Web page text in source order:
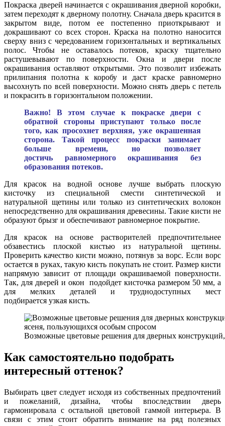
Покраска дверей начинается с окрашивания дверной коробки,
затем переходят к дверному полотну. Сначала дверь красится в
закрытом виде, потом ее постепенно приоткрывают и
докрашивают со всех сторон. Краска на полотно наносится
сверху вниз с чередованием горизонтальных и вертикальных
полос. Чтобы не оставалось потеков, краску тщательно
растушевывают по поверхности. Окна и двери после
окрашивания оставляют открытыми. Это позволит избежать
прилипания полотна к коробу и даст краске равномерно
высохнуть по всей поверхности. Можно снять дверь с петель
и покрасить в горизонтальном положении.
Важно! В этом случае к покраске двери с
обратной стороны приступают только после
того, как просохнет верхняя, уже окрашенная
сторона. Такой процесс покраски занимает
больше времени, но позволяет
достичь равномерного окрашивания без
образования потеков.
Для красок на водной основе лучше выбрать плоскую
кисточку из специальной смести синтетической и
натуральной щетины или только из синтетических волокон
непосредственно для окрашивания древесины. Такие кисти не
образуют брызг и обеспечивают равномерное покрытие.
Для красок на основе растворителей предпочтительнее
обзавестись плоской кистью из натуральной щетины.
Проверить качество кисти можно, потянув за ворс. Если ворс
остается в руках, такую кисть покупать не стоит. Размер кисти
напрямую зависит от площади окрашиваемой поверхности.
Так, для дверей и окон подойдет кисточка размером 50 мм, а
для мелких деталей и труднодоступных мест
подбирается узкая кисть.
Возможные цветовые решения для дверных
Как самостоятельно подобрать
интересный оттенок?
Выбирать цвет следует исходя из собственных предпочтений
и пожеланий, дизайна, чтобы впоследствии дверь
гармонировала с остальной цветовой гаммой интерьера. В
связи с этим стоит обратить внимание на ряд полезных